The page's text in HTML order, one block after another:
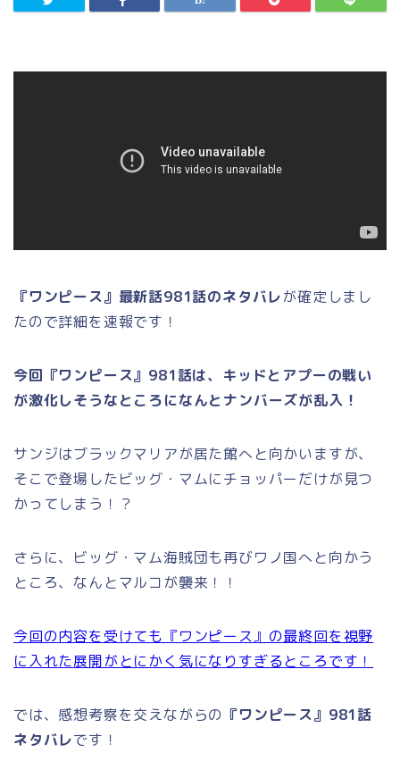
『ワンピース』最新話981話のネタバレが確定しまし
たので詳細を速報です！
今回『ワンピース』981話は、キッドとアプーの戦い
が激化しそうなところになんとナンバーズが乱入！
サンジはブラックマリアが居た館へと向かいますが、
そこで登場したビッグ・マムにチョッパーだけが見つ
かってしまう！？
さらに、ビッグ・マム海賊団も再びワノ国へと向かう
ところ、なんとマルコが襲来！！
今回の内容を受けても『ワンピース』の最終回を視野
に入れた展開がとにかく気になりすぎるところです！
では、感想考察を交えながらの 『ワンピース』981話
ネタバレです！